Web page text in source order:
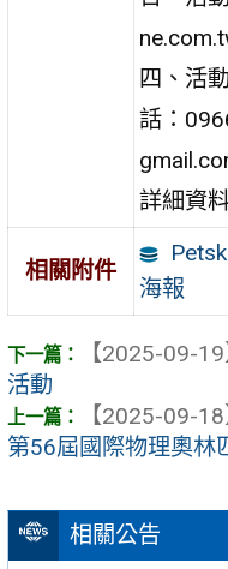
相關公告
四、活
話：
詳細資
相關附件
海報
【2025-09-19
活動
【2025-09-18
第56屆國際物理奧林